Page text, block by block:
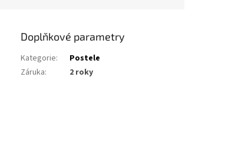
Doplňkové parametry
Kategorie:
Postele
Záruka: 2 roky